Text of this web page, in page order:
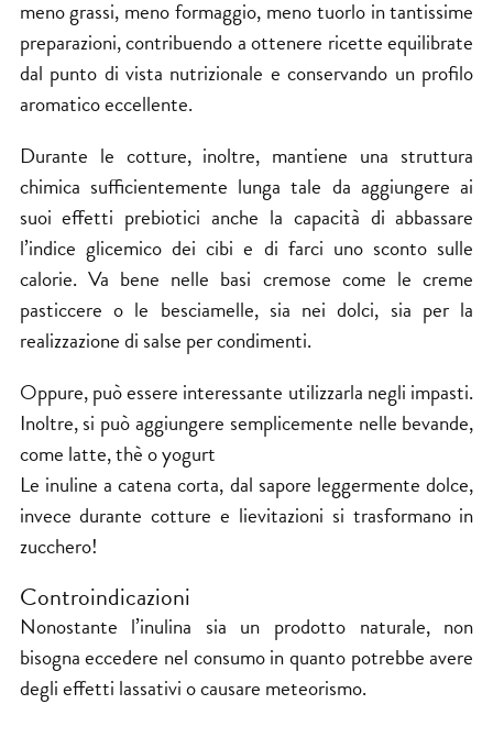
meno grassi, meno formaggio, meno tuorlo in tantissime
preparazioni, contribuendo a ottenere ricette equilibrate
dal punto di vista nutrizionale e conservando un profilo
aromatico eccellente.
Durante le cotture, inoltre, mantiene una struttura
chimica sufficientemente lunga tale da aggiungere ai
suoi effetti prebiotici anche la capacità di abbassare
l’indice glicemico dei cibi e di farci uno sconto sulle
calorie. Va bene nelle basi cremose come le creme
pasticcere o le besciamelle, sia nei dolci, sia per la
realizzazione di salse per condimenti.
Oppure, può essere interessante utilizzarla negli impasti.
Inoltre, si può aggiungere semplicemente nelle bevande,
come latte, thè o yogurt
Le inuline a catena corta, dal sapore leggermente dolce,
invece durante cotture e lievitazioni si trasformano in
zucchero!
Controindicazioni
Nonostante l’inulina sia un prodotto naturale, non
bisogna eccedere nel consumo in quanto potrebbe avere
degli effetti lassativi o causare meteorismo.